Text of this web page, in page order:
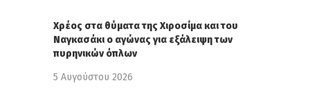
Χρέος στα θύματα της Χιροσίμα και του
Ναγκασάκι ο αγώνας για εξάλειψη των
πυρηνικών όπλων
5 Αυγούστου 2026